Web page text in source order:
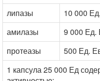
липазы
10 000
амилазы
9 000 Ед.
протеазы
500 Ед.
1 капсула 25 000 Ед